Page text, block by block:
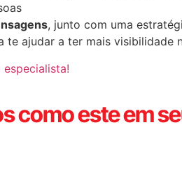
, junto com uma
te ajudar a ter mais visibilidade
especialista!
como este em